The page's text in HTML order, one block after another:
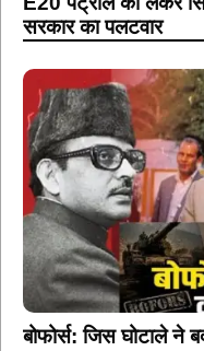
सरकार का पलटवार
बोफोर्स: जिस घोटाले ने